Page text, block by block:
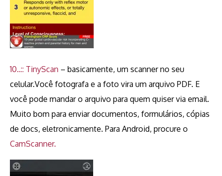
10..:: TinyScan – basicamente, um scanner no seu
celular.Você fotografa e a foto vira um arquivo PDF. E
você pode mandar o arquivo para quem quiser via email.
Muito bom para enviar documentos, formulários, cópias
de docs, eletronicamente. Para Android, procure o
CamScanner.